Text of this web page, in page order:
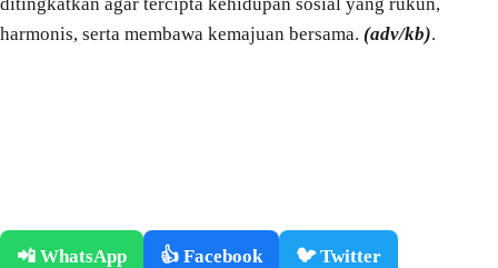
harmonis, serta membawa kemajuan bersama. (adv/kb).
📲 WhatsApp 👍 Facebook 🐦 Twitter